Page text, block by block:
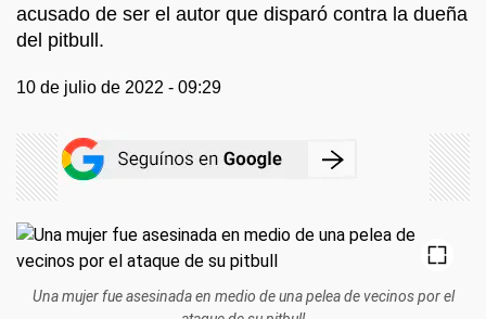
acusado de ser el autor que disparó contra la dueña
del pitbull.
10 de julio de 2022 - 09:29
Una mujer fue asesinada en medio de una pelea de vecinos por el